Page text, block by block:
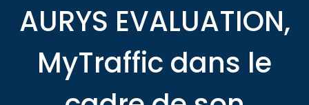
AURYS EVALUATION,
MyTraffic dans le